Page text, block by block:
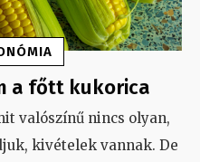
a főtt kukorica
valószínű nincs olyan,
kivételek vannak. De